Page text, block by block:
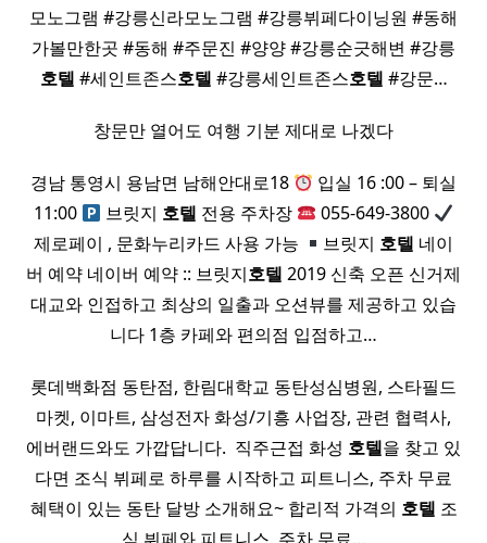
모노그램 #강릉신라모노그램 #강릉뷔페다이닝원 #동해
가볼만한곳 #동해 #주문진 #양양 #강릉순긋해변 #강릉
호텔 #세인트존스호텔 #강릉세인트존스호텔 #강문…
창문만 열어도 여행 기분 제대로 나겠다
경남 통영시 용남면 남해안대로18
입실 16 :00 – 퇴실
11:00
브릿지 호텔 전용 주차장
055-649-3800
제로페이 , 문화누리카드 사용 가능
브릿지 호텔 네이
버 예약 네이버 예약 :: 브릿지호텔 2019 신축 오픈 신거제
대교와 인접하고 최상의 일출과 오션뷰를 제공하고 있습
니다 1층 카페와 편의점 입점하고…
롯데백화점 동탄점, 한림대학교 동탄성심병원, 스타필드
마켓, 이마트, 삼성전자 화성/기흥 사업장, 관련 협력사,
에버랜드와도 가깝답니다. ​ 직주근접 화성 호텔을 찾고 있
다면 조식 뷔페로 하루를 시작하고 피트니스, 주차 무료
혜택이 있는 동탄 달방 소개해요~ 합리적 가격의 호텔 조